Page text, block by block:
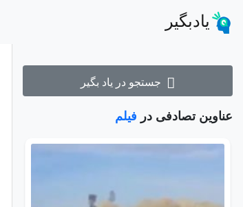
یادبگیر
جستجو در یاد بگیر
عناوین تصادفی در فیلم